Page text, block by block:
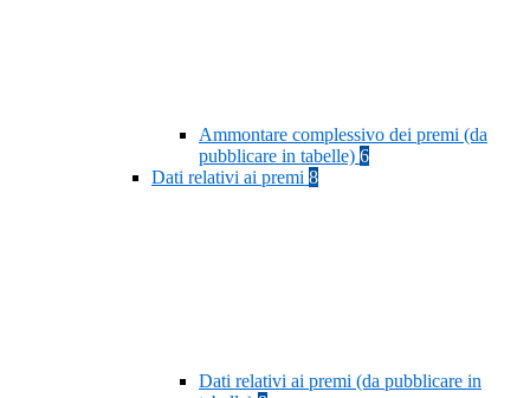
Ammontare complessivo dei premi (da
pubblicare in tabelle) 6
Dati relativi ai premi 8
Dati relativi ai premi (da pubblicare in